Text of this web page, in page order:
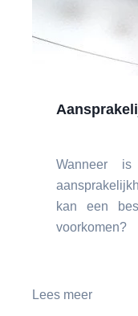
Wanneer
kan een
voorkomen?
Lees meer